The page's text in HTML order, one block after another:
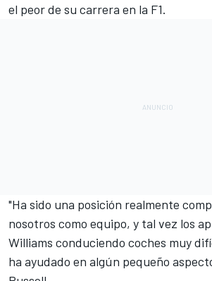
el peor de su carrera en la F1.
"Ha sido una posición realmente
nosotros como equipo, y tal vez los
Williams conduciendo coches muy
ha ayudado en algún pequeño